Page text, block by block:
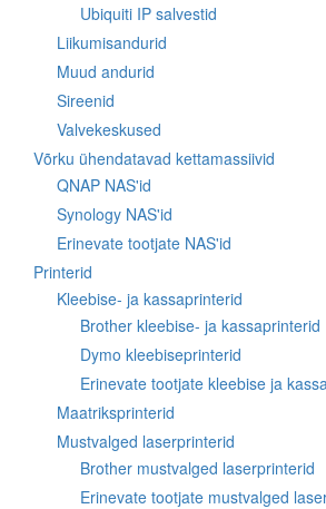
Ubiquiti IP salvestid
Liikumisandurid
Muud andurid
Sireenid
Valvekeskused
Võrku ühendatavad kettamassiivid
QNAP NAS'id
Synology NAS'id
Erinevate tootjate NAS'id
Printerid
Kleebise- ja kassaprinterid
Brother kleebise- ja kassaprinterid
Dymo kleebiseprinterid
Erinevate tootjate kleebise ja
Maatriksprinterid
Mustvalged laserprinterid
Brother mustvalged laserprinterid
Erinevate tootjate mustvalged